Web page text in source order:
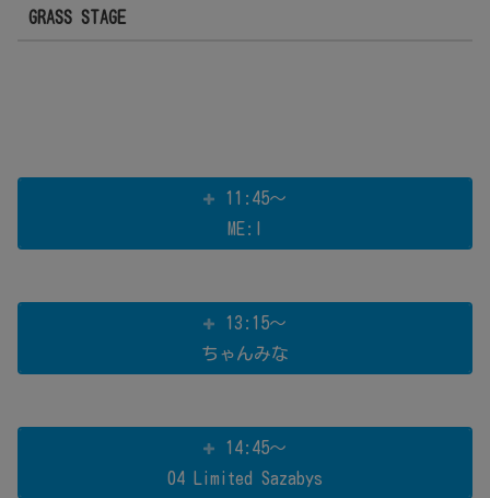
GRASS STAGE
11:45～
ME:I
13:15～
ちゃんみな
14:45～
04 Limited Sazabys